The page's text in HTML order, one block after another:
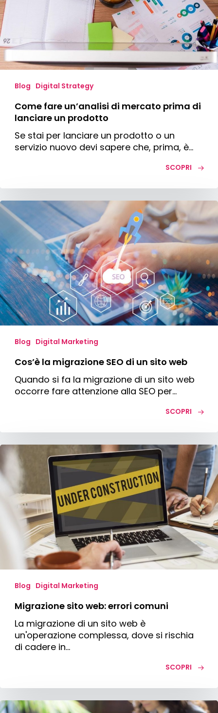
mercato
prima
di
lanciare
un
prodotto
Blog Digital Strategy
Come fare un’analisi di mercato prima di
lanciare un prodotto
Se stai per lanciare un prodotto o un
servizio nuovo devi sapere che, prima, è…
SCOPRI
Cos’è
la
migrazione
SEO
di
un
sito
web
Blog Digital Marketing
Cos’è la migrazione SEO di un sito web
Quando si fa la migrazione di un sito web
occorre fare attenzione alla SEO per…
SCOPRI
Migrazione
web:
errori
comuni
Blog Digital Marketing
Migrazione sito web: errori comuni
La migrazione di un sito web è
un'operazione complessa, dove si rischia
di cadere in…
SCOPRI
Come